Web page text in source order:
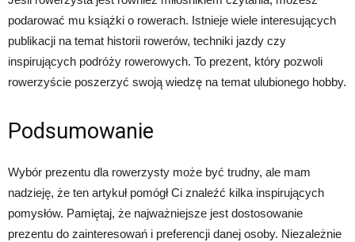
podarować mu książki o rowerach. Istnieje wiele interesujących
publikacji na temat historii rowerów, techniki jazdy czy
inspirujących podróży rowerowych. To prezent, który pozwoli
rowerzyście poszerzyć swoją wiedzę na temat ulubionego hobby.
Podsumowanie
Wybór prezentu dla rowerzysty może być trudny, ale mam
nadzieję, że ten artykuł pomógł Ci znaleźć kilka inspirujących
pomysłów. Pamiętaj, że najważniejsze jest dostosowanie
prezentu do zainteresowań i preferencji danej osoby. Niezależnie